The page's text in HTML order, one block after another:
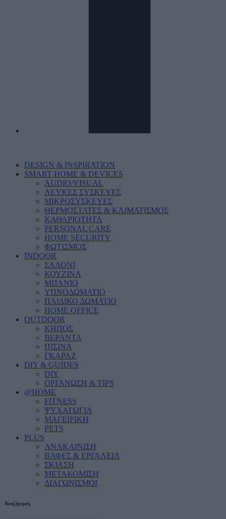
DESIGN & INSPIRATION
SMART HOME & DEVICES
AUDIO/VISUAL
ΛΕΥΚΕΣ ΣΥΣΚΕΥΕΣ
ΜΙΚΡΟΣΥΣΚΕΥΕΣ
ΘΕΡΜΟΣΤΑΤΕΣ & ΚΛΙΜΑΤΙΣΜΟΣ
ΚΑΘΑΡΙΟΤΗΤΑ
PERSONAL CARE
HOME SECURITY
ΦΩΤΙΣΜΟΣ
INDOOR
ΣΑΛΟΝΙ
ΚΟΥΖΙΝΑ
ΜΠΑΝΙΟ
ΥΠΝΟΔΩΜΑΤΙΟ
ΠΑΙΔΙΚΟ ΔΩΜΑΤΙΟ
HOME OFFICE
OUTDOOR
ΚΗΠΟΣ
ΒΕΡΑΝΤΑ
ΠΙΣΙΝΑ
ΓΚΑΡΑΖ
DIY & GUIDES
DIY
ΟΡΓΑΝΩΣΗ & TIPS
@HOME
FITNESS
ΨΥΧΑΓΩΓΙΑ
ΜΑΓΕΙΡΙΚΗ
PETS
PLUS
ΑΝΑΚΑΙΝΙΣΗ
ΒΑΦΕΣ & ΕΡΓΑΛΕΙΑ
ΣΚΙΑΣΗ
ΜΕΤΑΚΟΜΙΣΗ
ΔΙΑΓΩΝΙΣΜΟΙ
Αναζήτηση